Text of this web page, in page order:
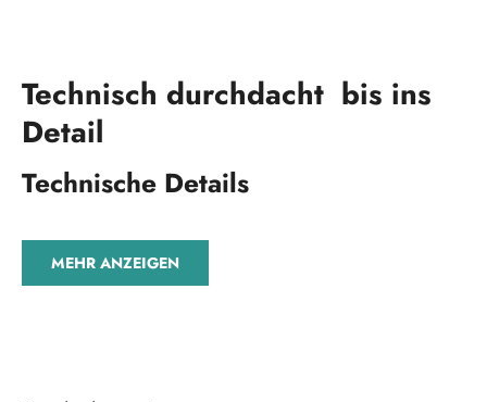
Technisch durchdacht bis ins
Detail
Technische Details
MEHR ANZEIGEN